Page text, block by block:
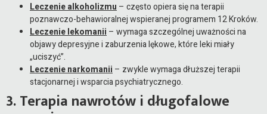
Leczenie alkoholizmu – często opiera się na terapii
poznawczo-behawioralnej wspieranej programem 12 Kroków.
Leczenie lekomanii – wymaga szczególnej uważności na
objawy depresyjne i zaburzenia lękowe, które leki miały
„uciszyć”.
Leczenie narkomanii – zwykle wymaga dłuższej terapii
stacjonarnej i wsparcia psychiatrycznego.
3. Terapia nawrotów i długofalowe